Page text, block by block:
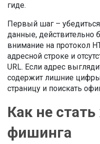
гиде.
Первый шаг –
данные, действительно
внимание на протокол
адресной строке и
URL. Если адрес
содержит лишние
страницу и поискать
Как не
фишинга